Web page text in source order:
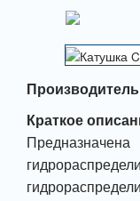
Краткое